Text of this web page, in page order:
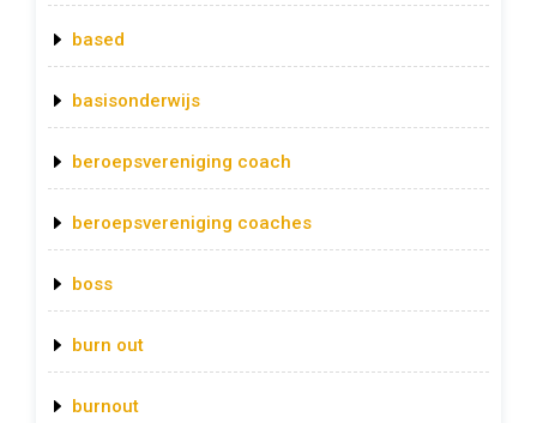
based
basisonderwijs
beroepsvereniging coach
beroepsvereniging coaches
boss
burn out
burnout